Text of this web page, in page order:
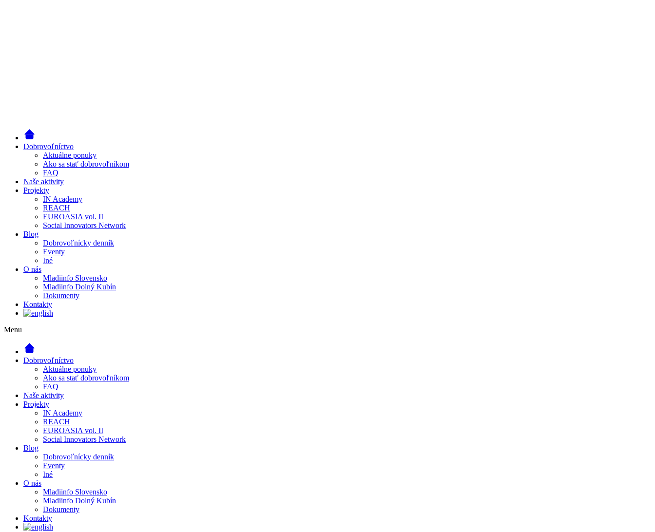
Dobrovoľníctvo
Aktuálne ponuky
Ako sa stať dobrovoľníkom
FAQ
Naše aktivity
Projekty
IN Academy
REACH
EUROASIA vol. II
Social Innovators Network
Blog
Dobrovoľnícky denník
Eventy
Iné
O nás
Mladiinfo Slovensko
Mladiinfo Dolný Kubín
Dokumenty
Kontakty
Menu
Dobrovoľníctvo
Aktuálne ponuky
Ako sa stať dobrovoľníkom
FAQ
Naše aktivity
Projekty
IN Academy
REACH
EUROASIA vol. II
Social Innovators Network
Blog
Dobrovoľnícky denník
Eventy
Iné
O nás
Mladiinfo Slovensko
Mladiinfo Dolný Kubín
Dokumenty
Kontakty